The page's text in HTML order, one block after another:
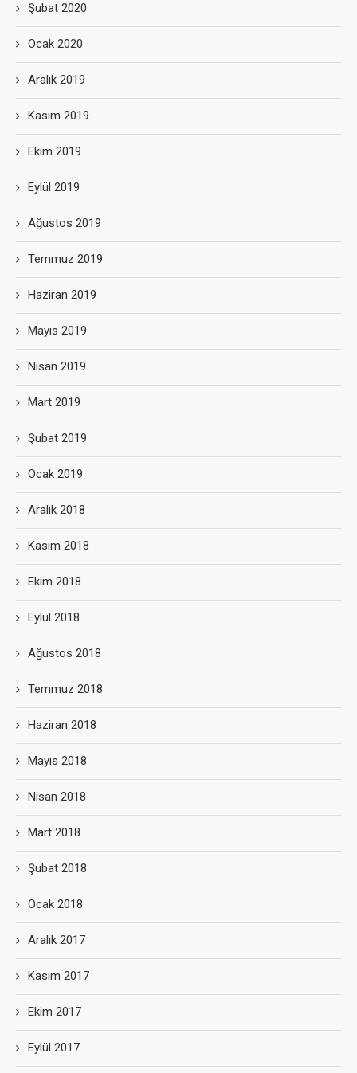
Şubat 2020
Ocak 2020
Aralık 2019
Kasım 2019
Ekim 2019
Eylül 2019
Ağustos 2019
Temmuz 2019
Haziran 2019
Mayıs 2019
Nisan 2019
Mart 2019
Şubat 2019
Ocak 2019
Aralık 2018
Kasım 2018
Ekim 2018
Eylül 2018
Ağustos 2018
Temmuz 2018
Haziran 2018
Mayıs 2018
Nisan 2018
Mart 2018
Şubat 2018
Ocak 2018
Aralık 2017
Kasım 2017
Ekim 2017
Eylül 2017